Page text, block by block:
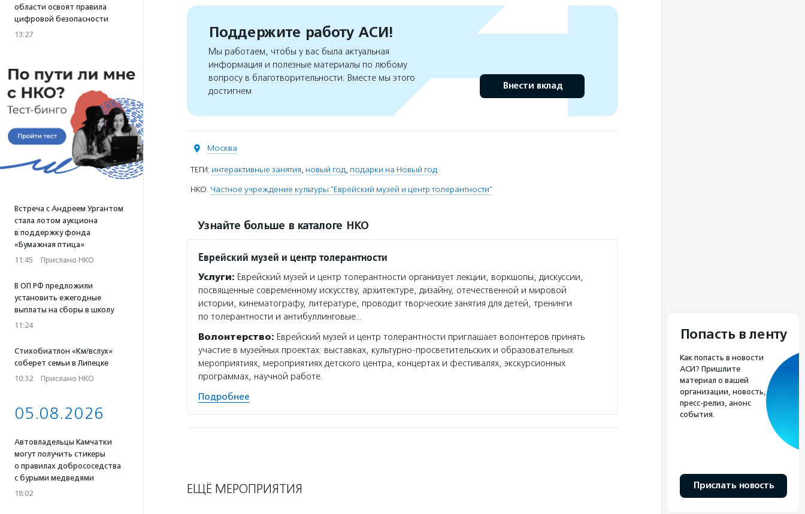
области освоят правила
цифровой безопасности
13:27
Встреча с Андреем Ургантом
стала лотом аукциона
в поддержку фонда
«Бумажная птица»
11:45 · Прислано НКО
В ОП РФ предложили
установить ежегодные
выплаты на сборы в школу
11:24
Стихобиатлон «Км/вслух»
соберет семьи в Липецке
10:32 · Прислано НКО
05.08.2026
Автовладельцы Камчатки
могут получить стикеры
о правилах добрососедства
с бурыми медведями
18:02
Поддержите работу АСИ!
Мы работаем, чтобы у вас была актуальная
информация и полезные материалы по любому
вопросу в благотворительности. Вместе мы этого
достигнем
Внести вклад
Москва
ТЕГИ: интерактивные занятия, новый год, подарки на Новый год
НКО: Частное учреждение культуры "Еврейский музей и центр толерантности"
Узнайте больше в каталоге НКО
Еврейский музей и центр толерантности
Услуги: Еврейский музей и центр толерантности организует лекции, воркшопы, дискуссии,
посвященные современному искусству, архитектуре, дизайну, отечественной и мировой
истории, кинематографу, литературе, проводит творческие занятия для детей, тренинги
по толерантности и антибуллинговые…
Волонтерство: Еврейский музей и центр толерантности приглашает волонтеров принять
участие в музейных проектах: выставках, культурно-просветительских и образовательных
мероприятиях, мероприятиях детского центра, концертах и фестивалях, экскурсионных
программах, научной работе.
Подробнее
ЕЩЁ МЕРОПРИЯТИЯ
Попасть в ленту
Как попасть в новости
АСИ? Пришлите
материал о вашей
организации, новость,
пресс-релиз, анонс
события.
Прислать новость